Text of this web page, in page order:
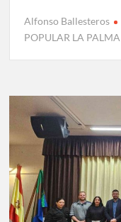
Alfonso Ballesteros
POPULAR LA PALMA